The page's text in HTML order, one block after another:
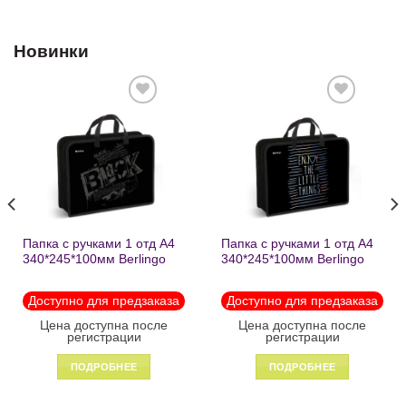
Новинки
Добавить
в список
желаний
Папка с ручками 1 отд А4
340*245*100мм Berlingo
молнии1246
Доступно для предзаказа
Цена доступна после
регистрации
ПОДРОБНЕЕ
Добавить
в список
желаний
Папка с ручками 1 отд А4
340*245*100мм Berlingo
пластик на молнии 1215
Доступно для предзаказа
Цена доступна после
регистрации
ПОДРОБНЕЕ